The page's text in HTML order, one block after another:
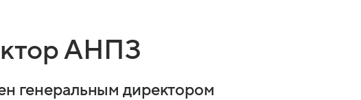
АНПЗ
генеральным директором